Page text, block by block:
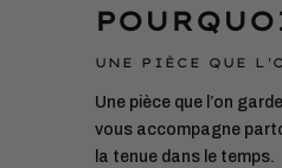
UNE PIÈCE QUE
Une pièce que l’on
vous accompagne
la tenue dans le temps.